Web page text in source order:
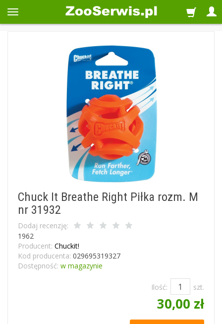
Chuck It Breathe Right Piłka rozm. M
nr 31932
Dodaj recenzję:
1962
Producent: Chuckit!
Kod producenta: 029695319327
Dostępność: w magazynie
Ilość: szt.
30,00 zł